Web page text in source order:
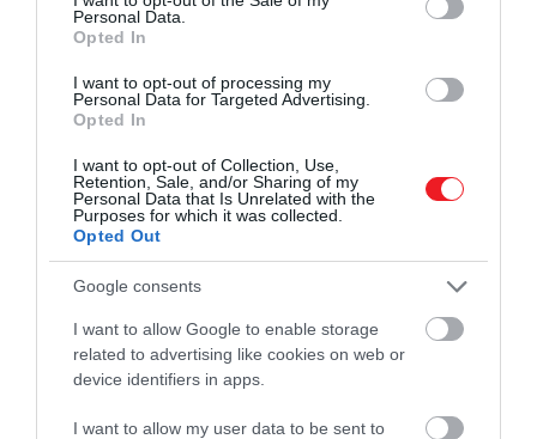
Personal Data.
Opted In
I want to opt-out of processing my
Personal Data for Targeted Advertising.
Opted In
I want to opt-out of Collection, Use,
Retention, Sale, and/or Sharing of my
Personal Data that Is Unrelated with the
Purposes for which it was collected.
Opted Out
Google consents
I want to allow Google to enable storage
related to advertising like cookies on web or
device identifiers in apps.
I want to allow my user data to be sent to
Emlékekkel, történetekkel és nevetéssel
tiszteleg Csányi Vilmos kivételes életútja
2025. ÁPRILIS 4. ● HAMU ÉS GYÉMÁNT
90. születésnapját Csányi
HAMU ÉS GYÉMÁNT